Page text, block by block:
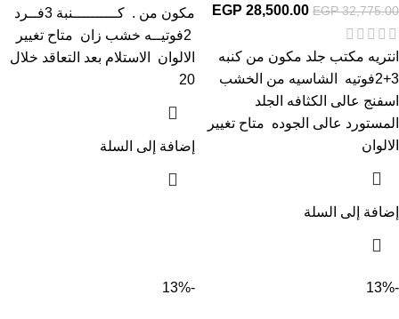
EGP32,775.00
EGP 28,500.00
انتريه مكتب جلد مكون من كنبه
3+2فوتيه الشاسيه من الخشب
اسفنج عالى الكثافه الجلد
المستورد عالى الجوده متاح تغيير
الالوان
إضافة إلى السلة
مكون من . كــــــــــنبة 3فــرد
2فوتيــه خشب زان متاح تغيير
الالوان الاستلام بعد التعاقد خلال
20
إضافة إلى السلة
-13%
-13%